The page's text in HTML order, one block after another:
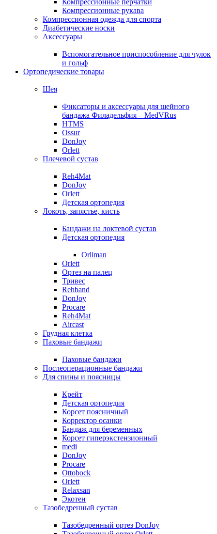
Компрессионные перчатки
Компрессионные рукава
Компрессионная одежда для спорта
Диабетические носки
Аксессуары
Вспомогательное приспособление для чулок
и гольф
Ортопедические товары
Шея
Фиксаторы и аксессуары для шейного
бандажа Филадельфия – MedVRus
HTMS
Ossur
DonJoy
Orlett
Плечевой сустав
Reh4Mat
DonJoy
Orlett
Детская ортопедия
Локоть, запястье, кисть
Бандажи на локтевой сустав
Детская ортопедия
Orliman
Orlett
Ортез на палец
Тривес
Rehband
DonJoy
Procare
Reh4Mat
Aircast
Грудная клетка
Паховые бандажи
Паховые бандажи
Послеоперационные бандажи
Для спины и поясницы
Крейт
Детская ортопедия
Корсет поясничный
Корректор осанки
Бандаж для беременных
Корсет гиперэкстензионный
medi
DonJoy
Procare
Ottobock
Orlett
Relaxsan
Экотен
Тазобедренный сустав
Тазобедренный ортез DonJoy